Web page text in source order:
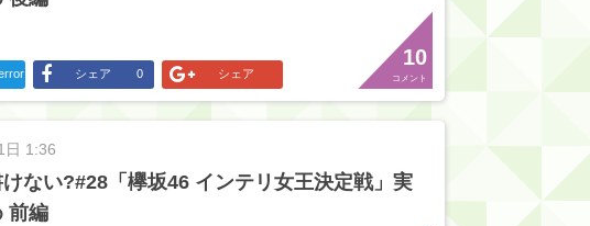
10
コメント
シェア 0 シェア
日 1:36
ない?#28「欅坂46 インテリ女王決定戦」実
前編